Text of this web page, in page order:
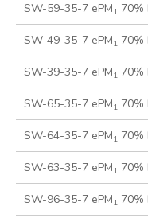
SW-59-35-7 ePM1 70%
SW-49-35-7 ePM1 70%
SW-39-35-7 ePM1 70%
SW-65-35-7 ePM1 70%
SW-64-35-7 ePM1 70%
SW-63-35-7 ePM1 70%
SW-96-35-7 ePM1 70%